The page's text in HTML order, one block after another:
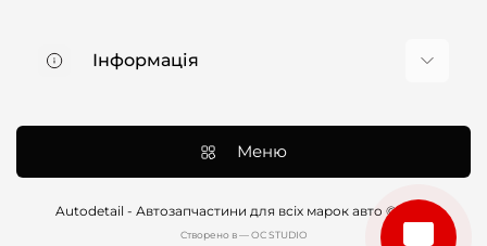
Інформація
Контакти
Договір оферти
Меню
Autodetail - Автозапчастини для всіх марок авто © 2026
Cтворено в — OC STUDIO